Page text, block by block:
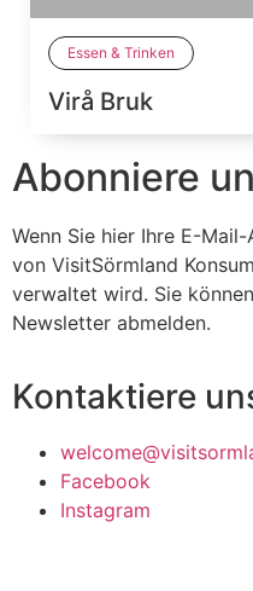
Essen & Trinken
Virå Bruk
Abonniere
Wenn Sie hier Ihre E-
von VisitSörmland
verwaltet wird. Sie
Newsletter abmelden.
Kontaktiere
Facebook
Instagram